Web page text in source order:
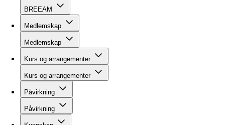
BREEAM
Medlemskap
Medlemskap
Kurs og arrangementer
Kurs og arrangementer
Påvirkning
Påvirkning